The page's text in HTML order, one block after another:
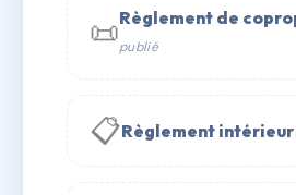
📜Règlement de
publié
📋Règlement intérieur